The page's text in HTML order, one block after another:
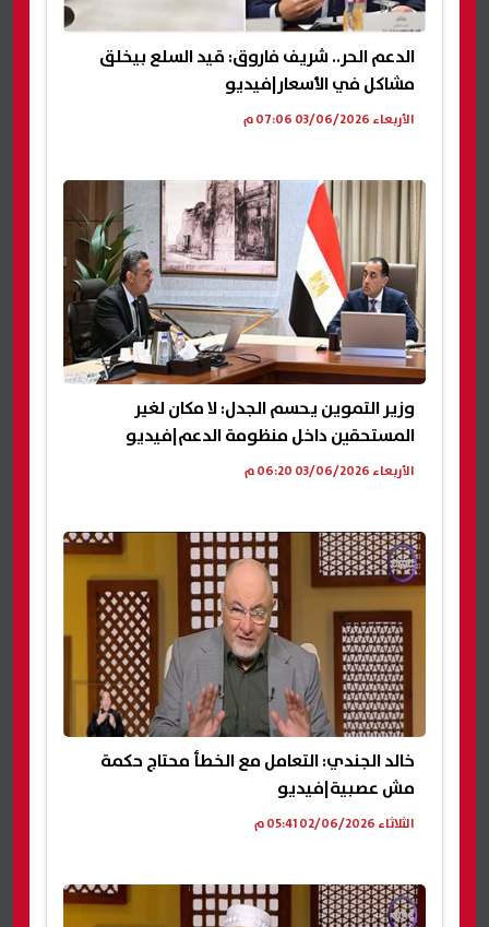
الدعم الحر.. شريف فاروق: قيد السلع بيخلق
مشاكل في الأسعار|فيديو
الأربعاء 03/06/2026 07:06 م
وزير التموين يحسم الجدل: لا مكان لغير
المستحقين داخل منظومة الدعم|فيديو
الأربعاء 03/06/2026 06:20 م
خالد الجندي: التعامل مع الخطأ محتاج حكمة
مش عصبية|فيديو
الثلاثاء 02/06/2026 05:41 م